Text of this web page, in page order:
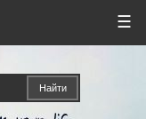
☰